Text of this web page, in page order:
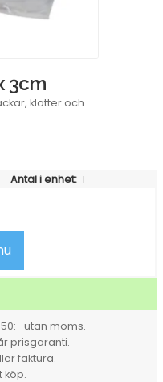
3cm
klotter och
Antal i enhet: 1
utan moms.
prisgaranti.
faktura.
köp.